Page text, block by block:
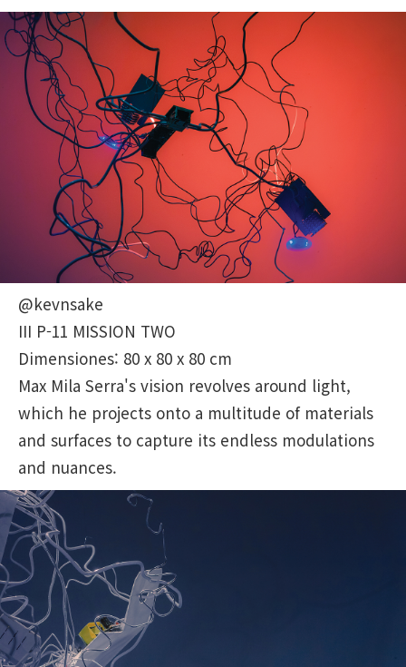
@kevnsake
III P-11 MISSION TWO
Dimensiones: 80 x 80 x 80 cm
Max Mila Serra's vision revolves around light,
which he projects onto a multitude of materials
and surfaces to capture its endless modulations
and nuances.